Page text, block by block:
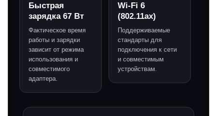
Быстрая
зарядка 67 Вт
Фактическое время
работы и зарядки
зависит от режима
использования и
совместимого
адаптера.
Wi-Fi 6
(802.11ax)
Поддерживаемые
стандарты для
подключения к сети
и совместимым
устройствам.